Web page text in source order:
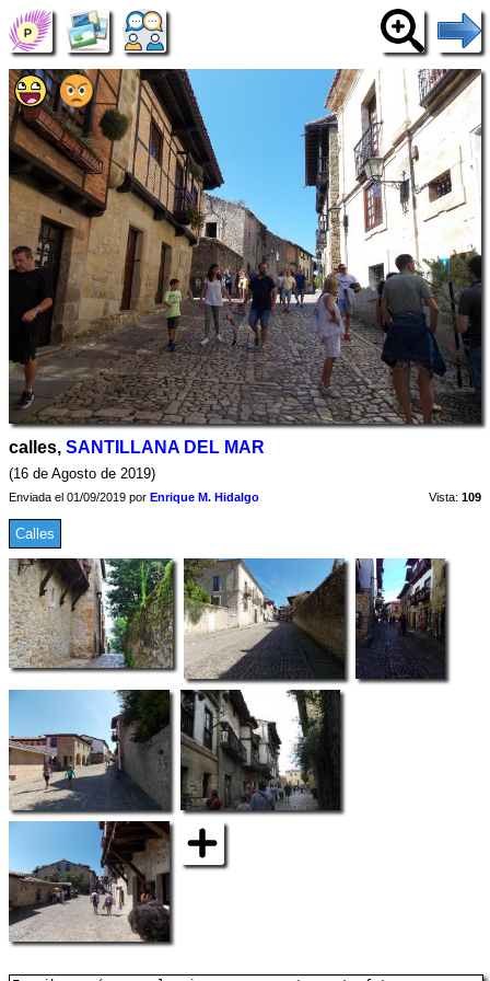
calles, SANTILLANA DEL MAR
(16 de Agosto de 2019)
Enviada el 01/09/2019 por Enrique M. Hidalgo Vista: 109
Calles